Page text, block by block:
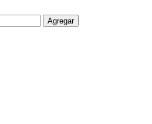
Agregar